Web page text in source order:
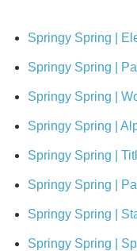
Springy Spring |
Springy Spring |
Springy Spring |
Springy Spring |
Springy Spring |
Springy Spring |
Springy Spring |
Springy Spring |